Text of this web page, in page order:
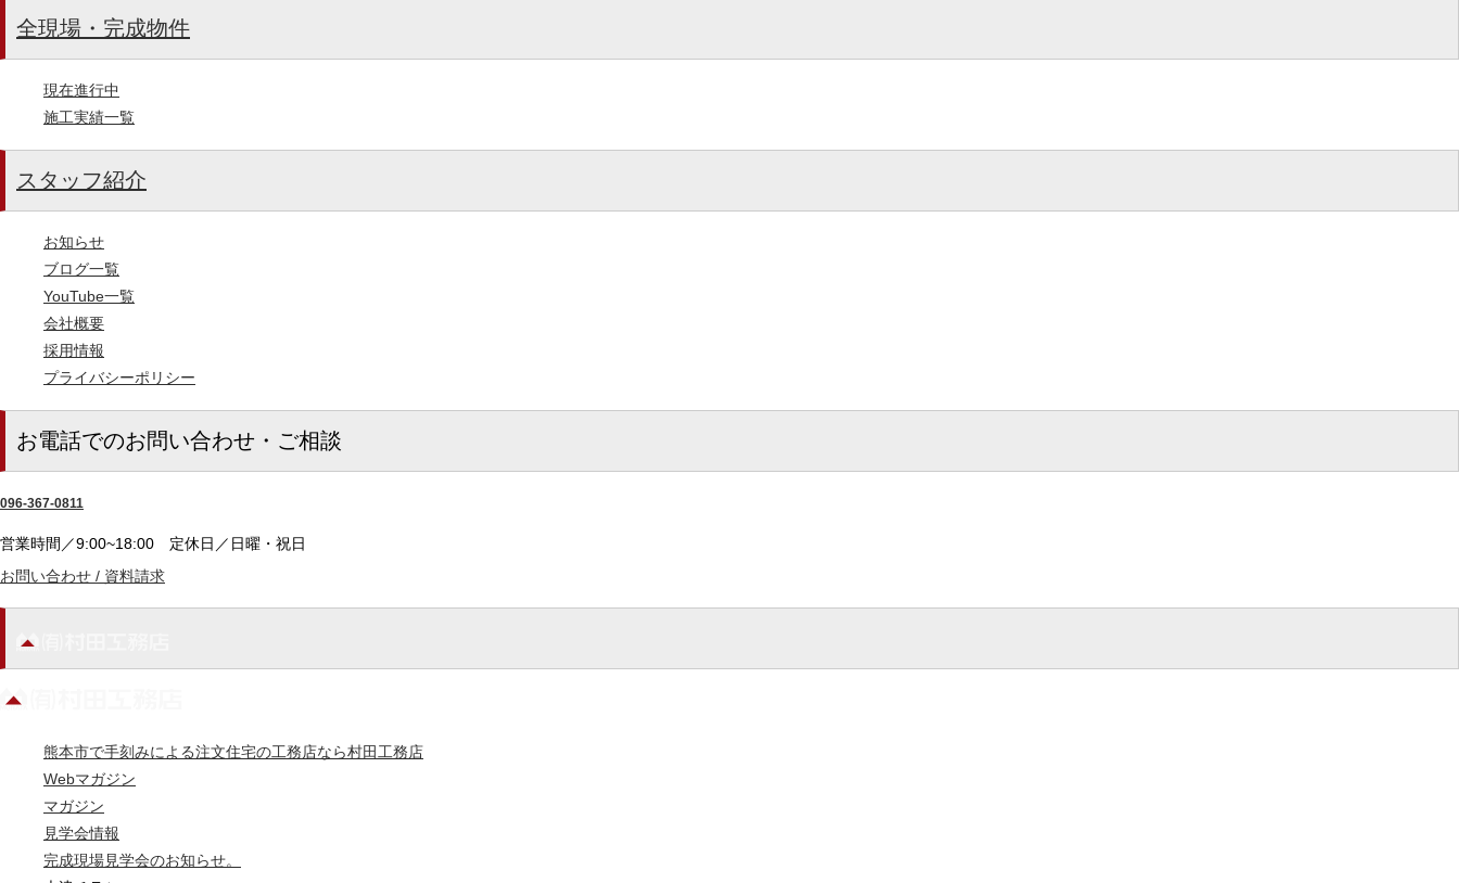
全現場・完成物件
現在進行中
施工実績一覧
スタッフ紹介
お知らせ
ブログ一覧
YouTube一覧
会社概要
採用情報
プライバシーポリシー
お電話でのお問い合わせ・ご相談
096-367-0811
営業時間／9:00~18:00 定休日／日曜・祝日
お問い合わせ / 資料請求
熊本市で手刻みによる注文住宅の工務店なら村田工務店
Webマガジン
マガジン
見学会情報
完成現場見学会のお知らせ。